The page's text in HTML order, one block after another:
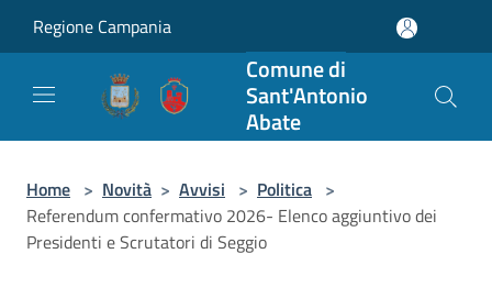
Regione Campania
Comune di
Sant'Antonio
Abate
Home > Novità > Avvisi > Politica >
Referendum confermativo 2026- Elenco aggiuntivo dei
Presidenti e Scrutatori di Seggio